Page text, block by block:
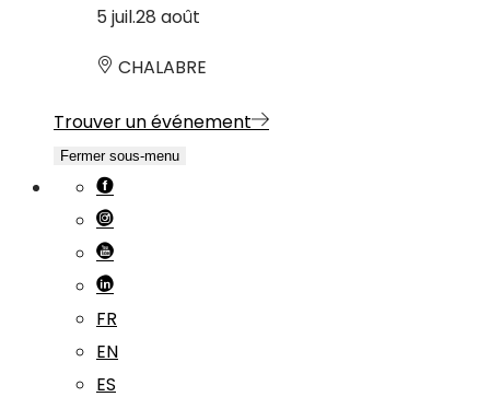
5 juil.28 août
CHALABRE
Trouver un événement
Fermer sous-menu
FR
EN
ES